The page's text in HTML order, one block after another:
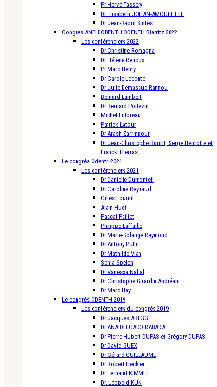
Pr Hervé Tassery
Dr Elisabeth JOHAN-AMOURETTE
Dr Jean-Raoul Sintès
Congres ANPH’ODENTH ODENTH Biarritz 2022
Les conférenciers 2022
Dr Christine Romagna
Dr Hélène Renoux
Pr Marc Henry
Dr Carole Leconte
Dr Julie Demassue-Rannou
Bernard Lambert
Dr Bernard Poitevin
Michel Lidoreau
Patrick Latour
Dr Arash Zarrinpour
Dr Jean-Christophe Bourit, Serge Henrotte et
Franck Therras
Le congrès Odenth 2021
Les conférenciers 2021
Dr Danielle Dumonteil
Dr Caroline Reynaud
Gilles Fournil
Alain Huot
Pascal Paillet
Philippe Laffaille
Dr Marie-Solange Raymond
Dr Antony Pulli
Dr Mathilde Vian
Sonia Spelen
Dr Vanessa Nabal
Dr Christophe Girardin Andréani
Dr Marc Hay
Le congrès ODENTH 2019
Les conférenciers du congrès 2019
Dr Jacques ABEGG
Dr ANA DELGADO RABADA
Dr Pierre-Hubert DUPAS et Grégory DUPAS
Dr David GUEX
Dr Gérard GUILLAUME
Dr Robert Heckler
Dr Fernand KIMMEL
Dr. Léopold KUN